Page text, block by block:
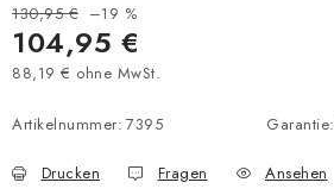
130,95 € –19 %
104,95 €
88,19 € ohne MwSt.
Artikelnummer: 7395 Garantie:
Drucken Fragen Ansehen